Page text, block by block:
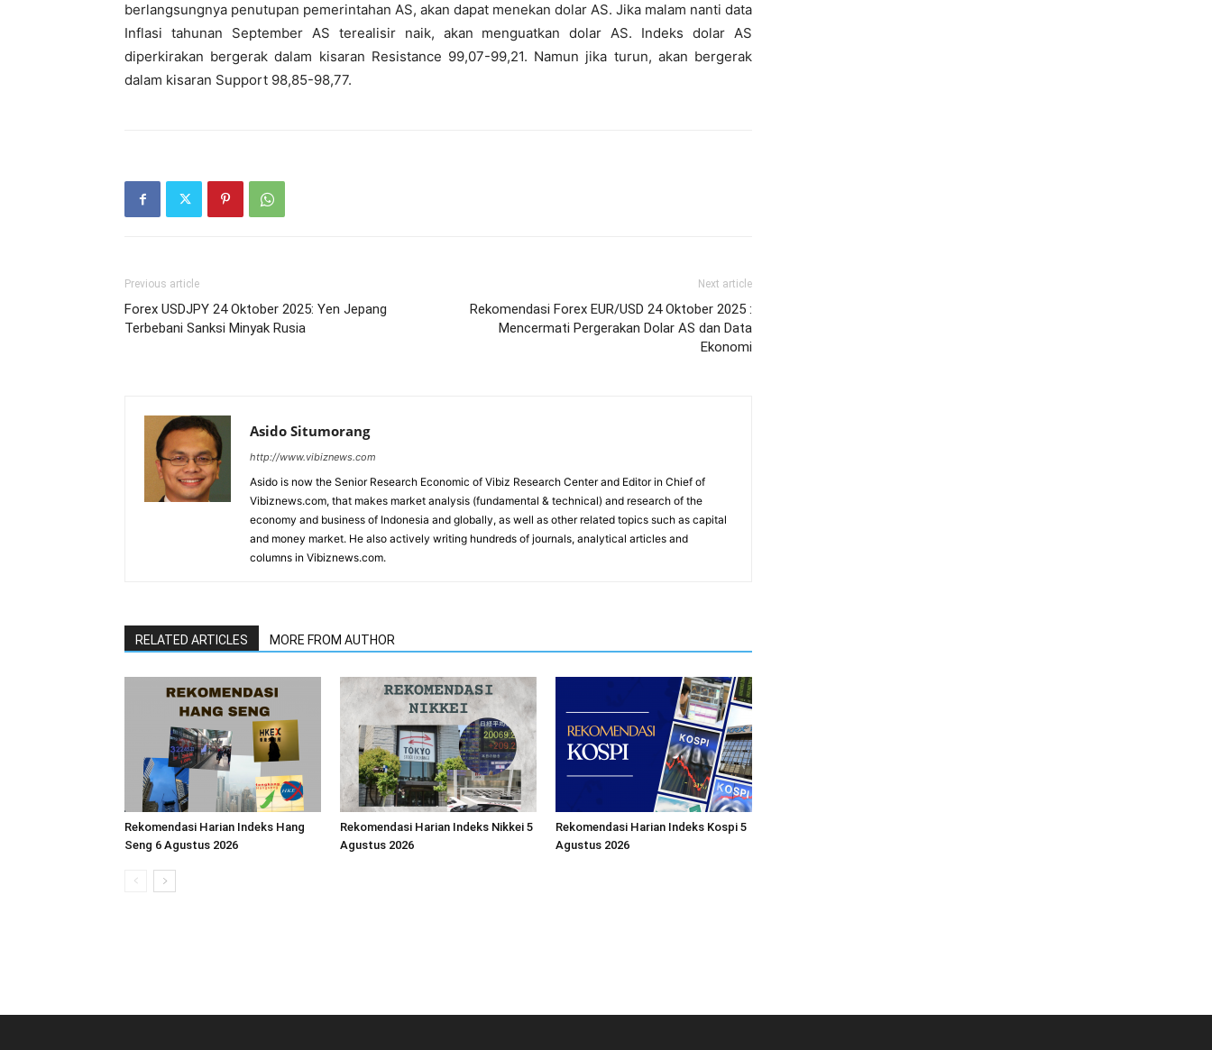
berlangsungnya penutupan pemerintahan AS, akan dapat menekan dolar AS. Jika malam nanti data
Inflasi tahunan September AS terealisir naik, akan menguatkan dolar AS. Indeks dolar AS
diperkirakan bergerak dalam kisaran Resistance 99,07-99,21. Namun jika turun, akan bergerak
dalam kisaran Support 98,85-98,77.
Previous article
Forex USDJPY 24 Oktober 2025: Yen Jepang
Terbebani Sanksi Minyak Rusia
Next article
Rekomendasi Forex EUR/USD 24 Oktober 2025 :
Mencermati Pergerakan Dolar AS dan Data
Ekonomi
Asido Situmorang
http://www.vibiznews.com
Asido is now the Senior Research Economic of Vibiz Research Center and Editor in Chief of
Vibiznews.com, that makes market analysis (fundamental & technical) and research of the
economy and business of Indonesia and globally, as well as other related topics such as capital
and money market. He also actively writing hundreds of journals, analytical articles and
columns in Vibiznews.com.
RELATED ARTICLES MORE FROM AUTHOR
Rekomendasi Harian Indeks Hang
Seng 6 Agustus 2026
Rekomendasi Harian Indeks Nikkei 5
Agustus 2026
Rekomendasi Harian Indeks Kospi 5
Agustus 2026